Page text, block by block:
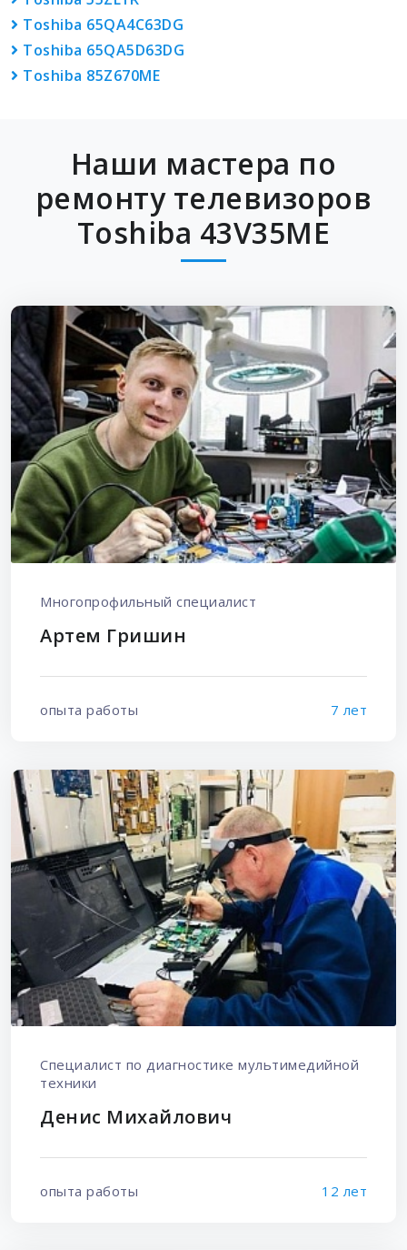
Toshiba 65QA4C63DG
Toshiba 65QA5D63DG
Toshiba 85Z670ME
Наши мастера по
ремонту телевизоров
Toshiba 43V35ME
Многопрофильный специалист
Артем Гришин
опыта работы 7 лет
Специалист по диагностике мультимедийной
техники
Денис Михайлович
опыта работы 12 лет